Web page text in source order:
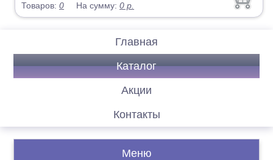
Товаров:0 На сумму:0 р.
Главная
Каталог
Акции
Контакты
Меню